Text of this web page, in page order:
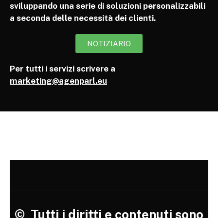
sviluppando una serie di soluzioni personalizzabili
a seconda delle necessità dei clienti.
NOTIZIARIO
Per tutti i servizi scrivere a
marketing@agenparl.eu
© Tutti i diritti e contenuti sono